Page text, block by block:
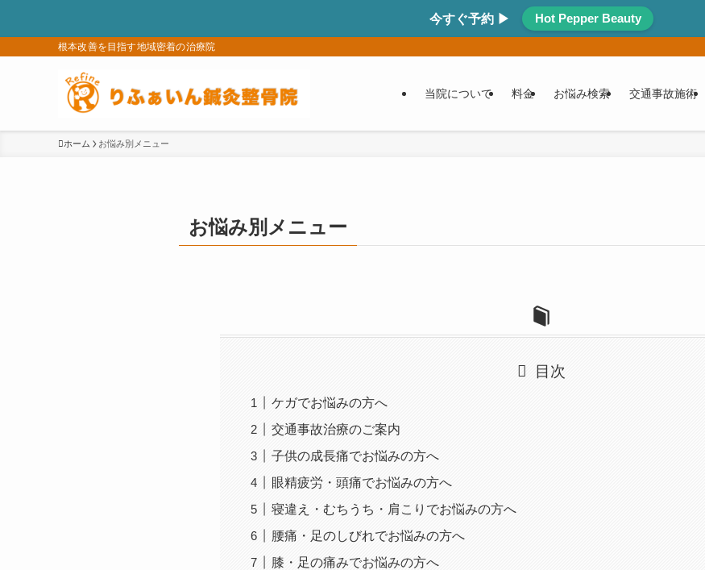
今すぐ予約 ▶ Hot Pepper Beauty
根本改善を目指す地域密着の治療院
当院について 料金 お悩み検索 交通事故施術
ホーム お悩み別メニュー
お悩み別メニュー
目次
ケガでお悩みの方へ
交通事故治療のご案内
子供の成長痛でお悩みの方へ
眼精疲労・頭痛でお悩みの方へ
寝違え・むちうち・肩こりでお悩みの方へ
腰痛・足のしびれでお悩みの方へ
膝・足の痛みでお悩みの方へ